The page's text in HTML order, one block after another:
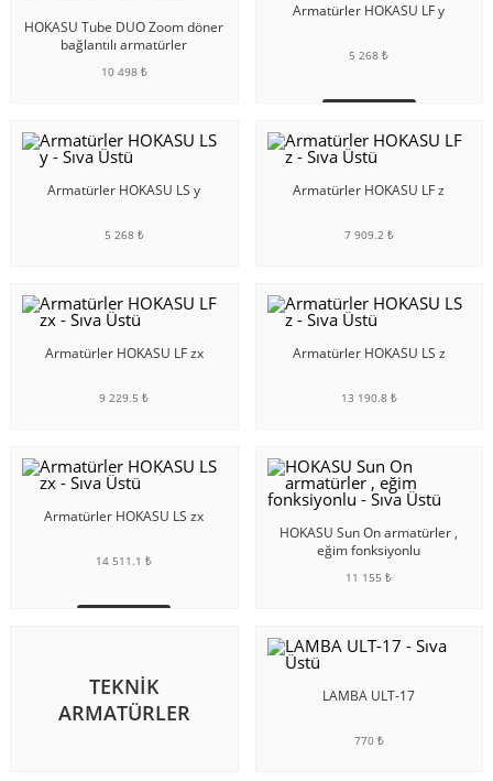
HOKASU Tube DUO Zoom döner
bağlantılı armatürler
10 498 ₺
SEPETE EKLE
Armatürler HOKASU LF y
5 268 ₺
Armatürler HOKASU LS y
5 268 ₺
SEPETE EKLE
Armatürler HOKASU LF z
7 909.2 ₺
SEPETE EKLE
Armatürler HOKASU LF zx
9 229.5 ₺
SEPETE EKLE
Armatürler HOKASU LS z
13 190.8 ₺
Armatürler HOKASU LS zx
14 511.1 ₺
HOKASU Sun On armatürler ,
eğim fonksiyonlu
11 155 ₺
TEKNIK
ARMATÜRLER
LAMBA ULT-17
770 ₺